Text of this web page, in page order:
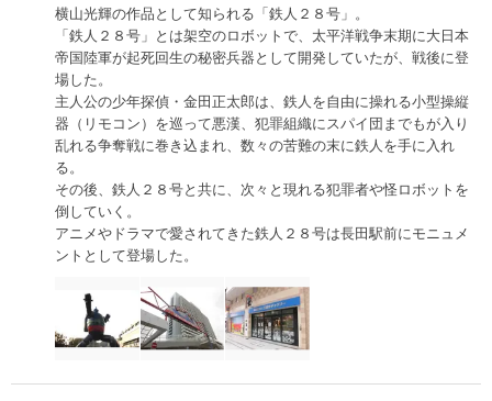
横山光輝の作品として知られる「鉄人２８号」。
「鉄人２８号」とは架空のロボットで、太平洋戦争末期に大日本
帝国陸軍が起死回生の秘密兵器として開発していたが、戦後に登
場した。
主人公の少年探偵・金田正太郎は、鉄人を自由に操れる小型操縦
器（リモコン）を巡って悪漢、犯罪組織にスパイ団までもが入り
乱れる争奪戦に巻き込まれ、数々の苦難の末に鉄人を手に入れ
る。
その後、鉄人２８号と共に、次々と現れる犯罪者や怪ロボットを
倒していく。
アニメやドラマで愛されてきた鉄人２８号は長田駅前にモニュメ
ントとして登場した。